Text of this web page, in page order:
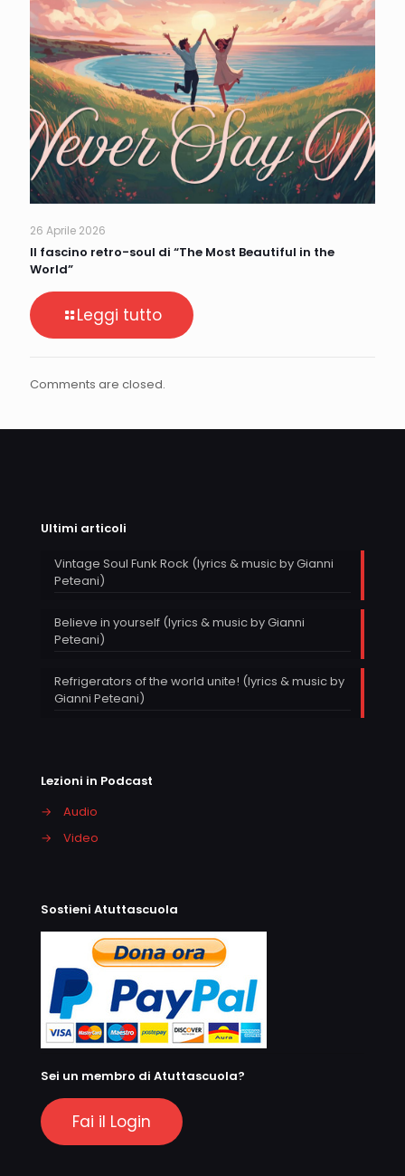
26 Aprile 2026
Il fascino retro-soul di “The Most Beautiful in the
World”
Leggi tutto
Comments are closed.
Ultimi articoli
Vintage Soul Funk Rock (lyrics & music by Gianni
Peteani)
Believe in yourself (lyrics & music by Gianni
Peteani)
Refrigerators of the world unite! (lyrics & music by
Gianni Peteani)
Lezioni in Podcast
→
Audio
→
Video
Sostieni Atuttascuola
Sei un membro di Atuttascuola?
Fai il Login